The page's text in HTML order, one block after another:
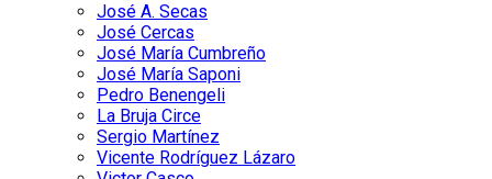
José A. Secas
José Cercas
José María Cumbreño
José María Saponi
Pedro Benengeli
La Bruja Circe
Sergio Martínez
Vicente Rodríguez Lázaro